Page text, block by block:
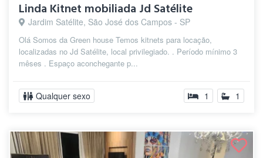
Linda Kitnet mobiliada Jd Satélite
Jardim Satélite, São José dos Campos - SP
Olá Somos da Green house Temos kitnets para locação,
localizadas no Jd Satélite, local privilegiado. . Período mínimo 3
mêses . Espaço aconchegante p...
Qualquer sexo 1 1